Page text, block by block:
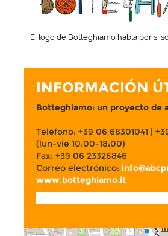
EI logo de Botteghiamo habla por sí
INFORMACIÓN
Botteghiamo: un proyecto de
Teléfono: +39 06 68301041 |
(lun-vie 10:00-18:00)
Fax: +39 06 23326846
Correo electrónico:
www.botteghiamo.it